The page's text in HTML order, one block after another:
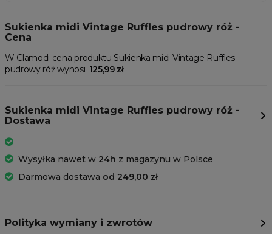
Sukienka midi Vintage Ruffles pudrowy róż -
Cena
W Clamodi cena produktu Sukienka midi Vintage Ruffles
pudrowy róż wynosi: 125,99 zł
Sukienka midi Vintage Ruffles pudrowy róż -
Dostawa
Wysyłka nawet w 24h z magazynu w Polsce
Darmowa dostawa od 249,00 zł
Polityka wymiany i zwrotów